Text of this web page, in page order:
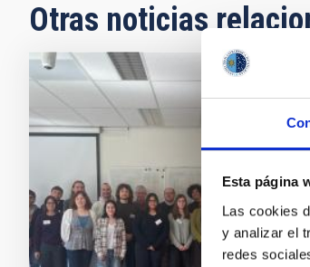
Esta página
Las cookies
y analizar el
redes
Otras noticias